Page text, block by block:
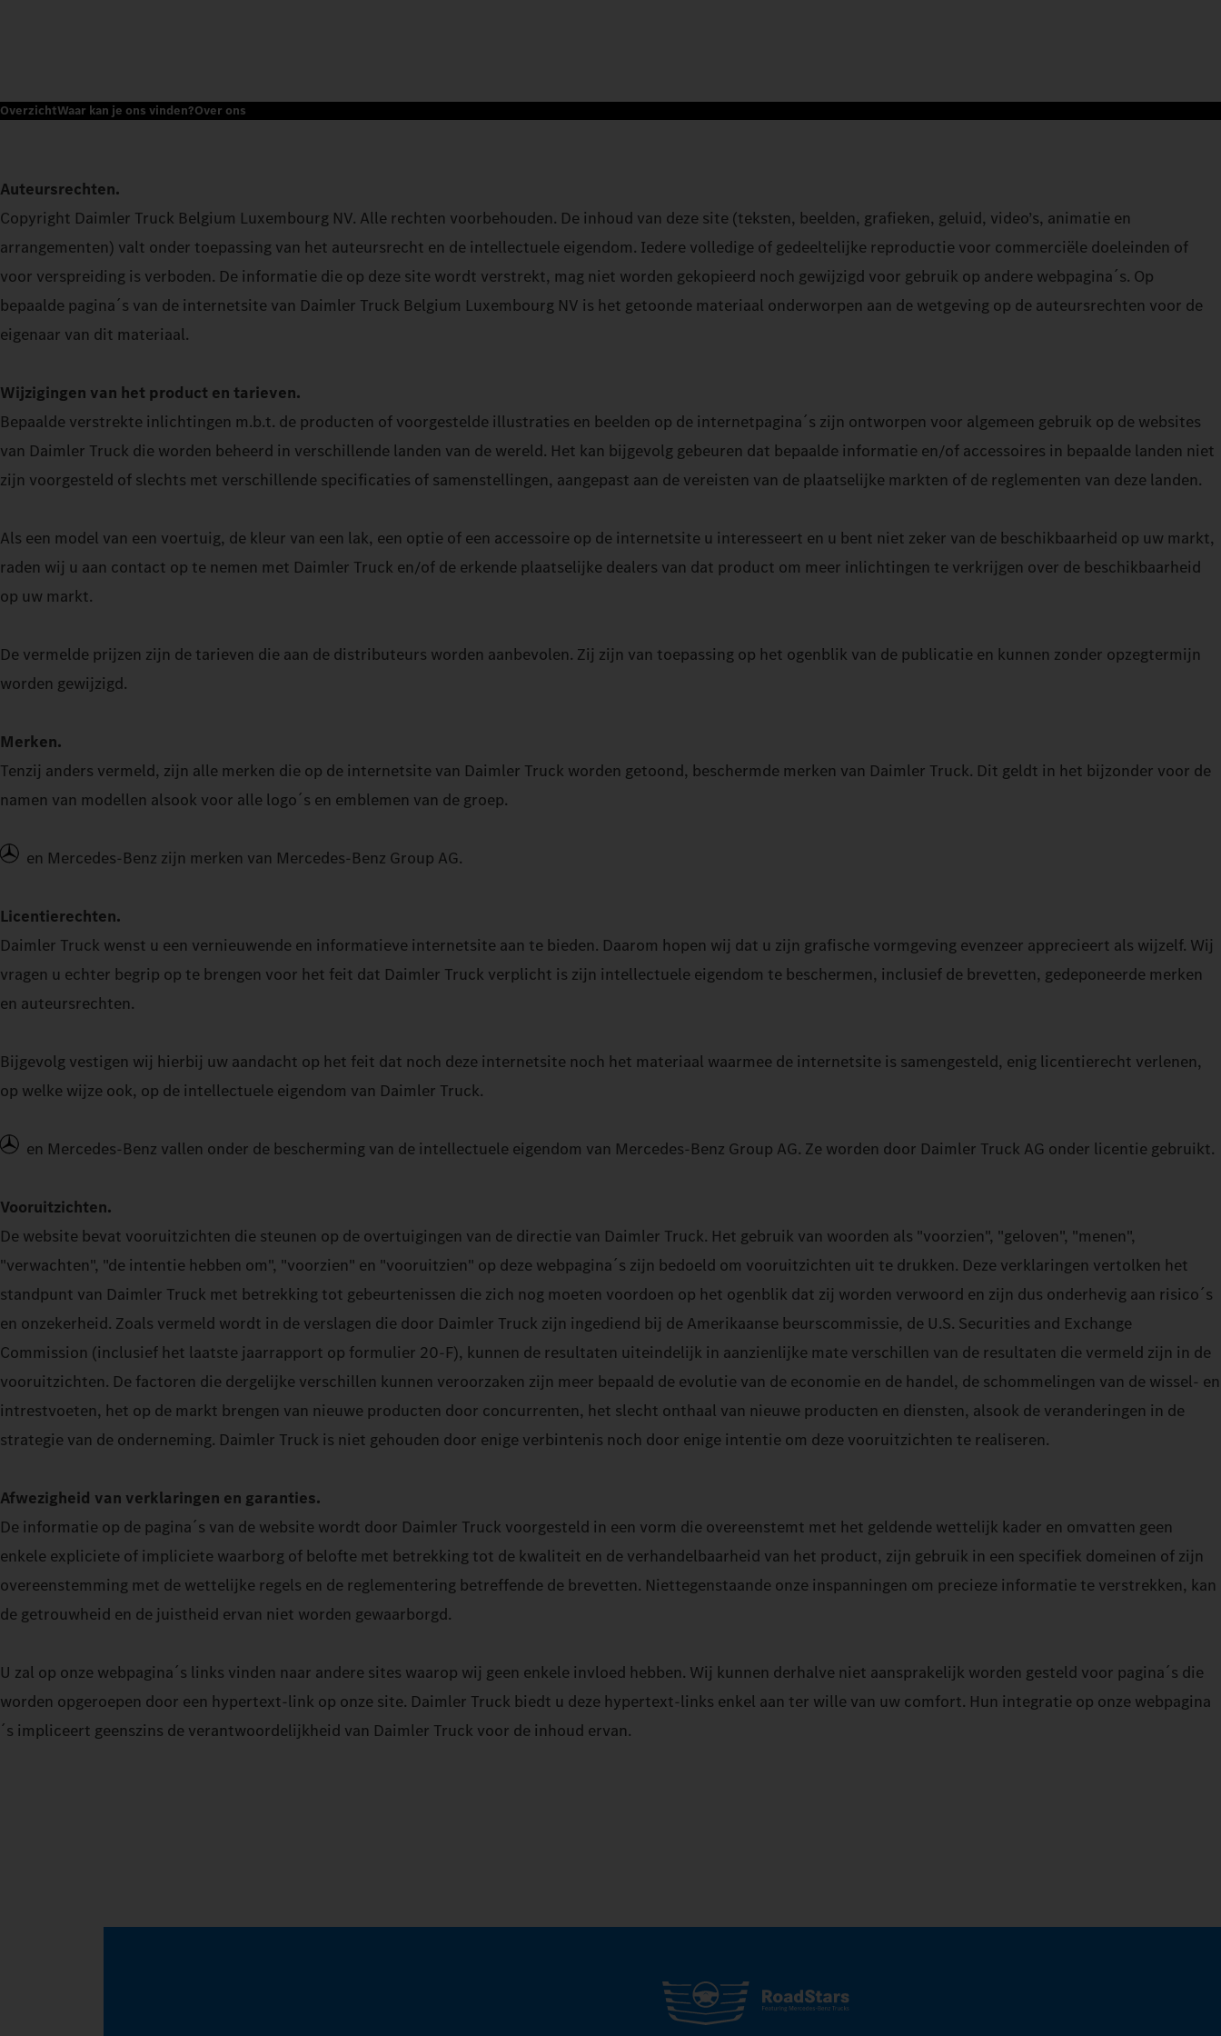
OverzichtWaar kan je ons vinden?Over ons
Auteursrechten.
Copyright Daimler Truck Belgium Luxembourg NV. Alle rechten voorbehouden. De inhoud van deze site (teksten, beelden, grafieken, geluid, video’s, animatie en
arrangementen) valt onder toepassing van het auteursrecht en de intellectuele eigendom. Iedere volledige of gedeeltelijke reproductie voor commerciële doeleinden of
voor verspreiding is verboden. De informatie die op deze site wordt verstrekt, mag niet worden gekopieerd noch gewijzigd voor gebruik op andere webpagina´s. Op
bepaalde pagina´s van de internetsite van Daimler Truck Belgium Luxembourg NV is het getoonde materiaal onderworpen aan de wetgeving op de auteursrechten voor de
eigenaar van dit materiaal.
Wijzigingen van het product en tarieven.
Bepaalde verstrekte inlichtingen m.b.t. de producten of voorgestelde illustraties en beelden op de internetpagina´s zijn ontworpen voor algemeen gebruik op de websites
van Daimler Truck die worden beheerd in verschillende landen van de wereld. Het kan bijgevolg gebeuren dat bepaalde informatie en/of accessoires in bepaalde landen niet
zijn voorgesteld of slechts met verschillende specificaties of samenstellingen, aangepast aan de vereisten van de plaatselijke markten of de reglementen van deze landen.
Als een model van een voertuig, de kleur van een lak, een optie of een accessoire op de internetsite u interesseert en u bent niet zeker van de beschikbaarheid op uw markt,
raden wij u aan contact op te nemen met Daimler Truck en/of de erkende plaatselijke dealers van dat product om meer inlichtingen te verkrijgen over de beschikbaarheid
op uw markt.
De vermelde prijzen zijn de tarieven die aan de distributeurs worden aanbevolen. Zij zijn van toepassing op het ogenblik van de publicatie en kunnen zonder opzegtermijn
worden gewijzigd.
Merken.
Tenzij anders vermeld, zijn alle merken die op de internetsite van Daimler Truck worden getoond, beschermde merken van Daimler Truck. Dit geldt in het bijzonder voor de
namen van modellen alsook voor alle logo´s en emblemen van de groep.
en Mercedes-Benz zijn merken van Mercedes-Benz Group AG.
Licentierechten.
Daimler Truck wenst u een vernieuwende en informatieve internetsite aan te bieden. Daarom hopen wij dat u zijn grafische vormgeving evenzeer apprecieert als wijzelf. Wij
vragen u echter begrip op te brengen voor het feit dat Daimler Truck verplicht is zijn intellectuele eigendom te beschermen, inclusief de brevetten, gedeponeerde merken
en auteursrechten.
Bijgevolg vestigen wij hierbij uw aandacht op het feit dat noch deze internetsite noch het materiaal waarmee de internetsite is samengesteld, enig licentierecht verlenen,
op welke wijze ook, op de intellectuele eigendom van Daimler Truck.
en Mercedes-Benz vallen onder de bescherming van de intellectuele eigendom van Mercedes-Benz Group AG. Ze worden door Daimler Truck AG onder licentie gebruikt.
Vooruitzichten.
De website bevat vooruitzichten die steunen op de overtuigingen van de directie van Daimler Truck. Het gebruik van woorden als "voorzien", "geloven", "menen",
"verwachten", "de intentie hebben om", "voorzien" en "vooruitzien" op deze webpagina´s zijn bedoeld om vooruitzichten uit te drukken. Deze verklaringen vertolken het
standpunt van Daimler Truck met betrekking tot gebeurtenissen die zich nog moeten voordoen op het ogenblik dat zij worden verwoord en zijn dus onderhevig aan risico´s
en onzekerheid. Zoals vermeld wordt in de verslagen die door Daimler Truck zijn ingediend bij de Amerikaanse beurscommissie, de U.S. Securities and Exchange
Commission (inclusief het laatste jaarrapport op formulier 20-F), kunnen de resultaten uiteindelijk in aanzienlijke mate verschillen van de resultaten die vermeld zijn in de
vooruitzichten. De factoren die dergelijke verschillen kunnen veroorzaken zijn meer bepaald de evolutie van de economie en de handel, de schommelingen van de wissel- en
intrestvoeten, het op de markt brengen van nieuwe producten door concurrenten, het slecht onthaal van nieuwe producten en diensten, alsook de veranderingen in de
strategie van de onderneming. Daimler Truck is niet gehouden door enige verbintenis noch door enige intentie om deze vooruitzichten te realiseren.
Afwezigheid van verklaringen en garanties.
De informatie op de pagina´s van de website wordt door Daimler Truck voorgesteld in een vorm die overeenstemt met het geldende wettelijk kader en omvatten geen
enkele expliciete of impliciete waarborg of belofte met betrekking tot de kwaliteit en de verhandelbaarheid van het product, zijn gebruik in een specifiek domeinen of zijn
overeenstemming met de wettelijke regels en de reglementering betreffende de brevetten. Niettegenstaande onze inspanningen om precieze informatie te verstrekken, kan
de getrouwheid en de juistheid ervan niet worden gewaarborgd.
U zal op onze webpagina´s links vinden naar andere sites waarop wij geen enkele invloed hebben. Wij kunnen derhalve niet aansprakelijk worden gesteld voor pagina´s die
worden opgeroepen door een hypertext-link op onze site. Daimler Truck biedt u deze hypertext-links enkel aan ter wille van uw comfort. Hun integratie op onze webpagina
´s impliceert geenszins de verantwoordelijkheid van Daimler Truck voor de inhoud ervan.